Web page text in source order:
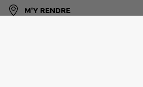
M'Y RENDRE